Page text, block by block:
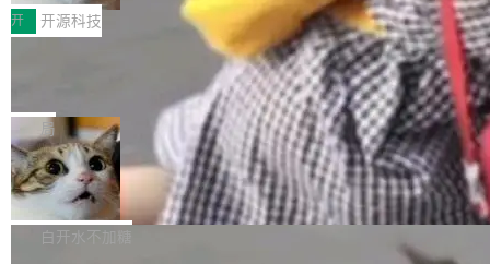
只需要几毫秒的 CPU 时间，但容器从冷启动到
就绪要花数秒。如果未来有十...
文，标题只有六个字：Apple is getting this wro
ng。 然后，它把邮件往来和 iMessage 聊天记
录全贴了出来。 他发错人了 苹果外部律师 Gabr
iel Gross 来自 Weil 律所，2 月 23 日下午 5:53
给 OpenAI 总法律顾问 Che Chang 发了封邮
件，附了一封长信，要求 OpenAI 配合调查前苹
果员工带走机密信...
搭子
I MatePad Edge应用市场，直接下载即可使
用，与鸿蒙电脑上的体验一致。值得一提的是，
这是目前市面上唯一支持平板接入WorkBuddy P
C版的产品，搭载“人机双写”重磅功能——你写
你的，AI写AI的，同屏协作互不干扰。一句话让
AI帮你干活，现在开启全新体验！ 温馨提示：
体验WorkBuddy鸿蒙PC版前，请将 HUAWEI M
atePad Edge 升级至 HarmonyOS 6.1.0.135S
P9 patch03及以上版本。 *升级路径：设置 > 搜
开 开源科技
FFmpeg 9.0 发布：代号“Lei”，以此纪
全球知名开源多媒体框架 FFmpeg 今天正式发
布了 9.0 版本。这个版本除了带来新一代音视频
处理能力和硬件加速支持之外，还有一个特殊之
处：FFmpeg 9.0 的代号是“Lei”。 这个名字，
来自中国开发者雷霄骅（Lei Xiaohua）。 对于
很多中国音视频开发者而言，这个名字并不陌
局
亚马逊成本失控：AI 写代码烧掉 1215
万元，超预算 860%
外媒近日曝光了亚马逊的多份内部报告显示，AI
导致公司在多个项目上超支。《金融时报》报道
白开水不加糖